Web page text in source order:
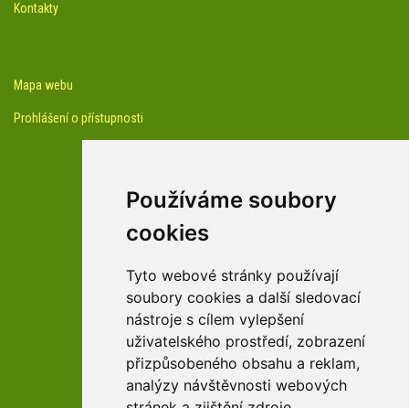
Používáme soubory
cookies
Tyto webové stránky používají
soubory cookies a další sledovací
nástroje s cílem vylepšení
uživatelského prostředí, zobrazení
přizpůsobeného obsahu a reklam,
analýzy návštěvnosti webových
Kontakty
Mapa webu
Prohlášení o přístupnosti
Youtube kanál arboreta